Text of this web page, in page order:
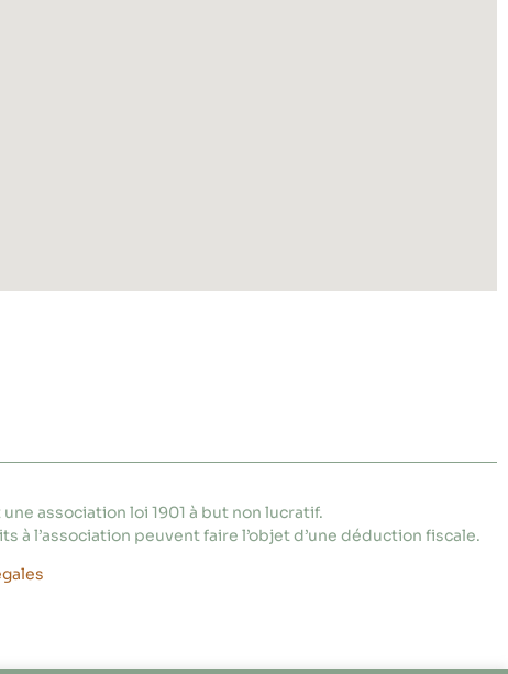
une association loi 1901 à but non lucratif.
à l’association peuvent faire l’objet d’une déduction fiscale.